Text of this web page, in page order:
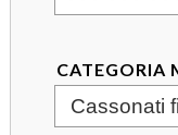
CATEGORIA